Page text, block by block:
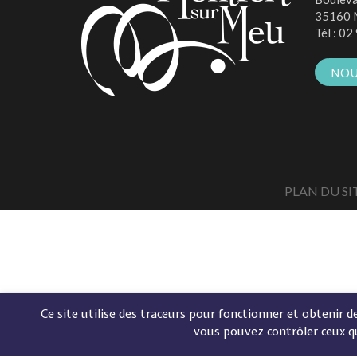
Ce site utilise des traceurs pour fonctionner et obtenir
vous pouvez contrôler ceux
35160
Tél : 02
PLAN DU